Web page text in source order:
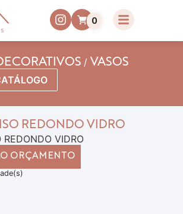
0
/ VASOS
REDONDO VIDRO
REDONDO VIDRO
ORÇAMENTO